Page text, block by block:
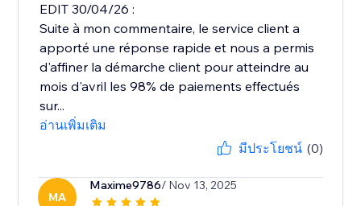
EDIT 30/04/26 :
Suite à mon commentaire, le service client a
apporté une réponse rapide et nous a permis
d'affiner la démarche client pour atteindre au
mois d'avril les 98% de paiements effectués
sur...
อ่านเพิ่มเติม
มีประโยชน์ (0)
MA
Maxime9786/ Nov 13, 2025